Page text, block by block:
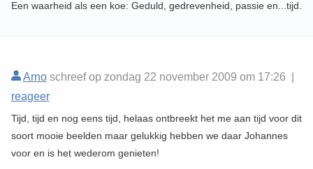
Een waarheid als een koe: Geduld, gedrevenheid, passie en...tijd.
Arnoschreef op zondag 22 november 2009 om 17:26 |
reageer
Tijd, tijd en nog eens tijd, helaas ontbreekt het me aan tijd voor dit
soort mooie beelden maar gelukkig hebben we daar Johannes
voor en is het wederom genieten!